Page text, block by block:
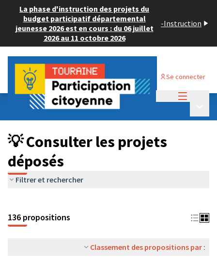
La phase d'instruction des projets du
budget participatif départemental
jeunesse 2026 est en cours : du 06 juillet
2026 au 11 octobre 2026
-Instruction
Se connecter
Budget Participatif JEUNESSE 2024
💡 Consulter les projets déposés
💡 Consulter les projets
déposés
Filtrer et rechercher
136 propositions
Classement des propositions par :